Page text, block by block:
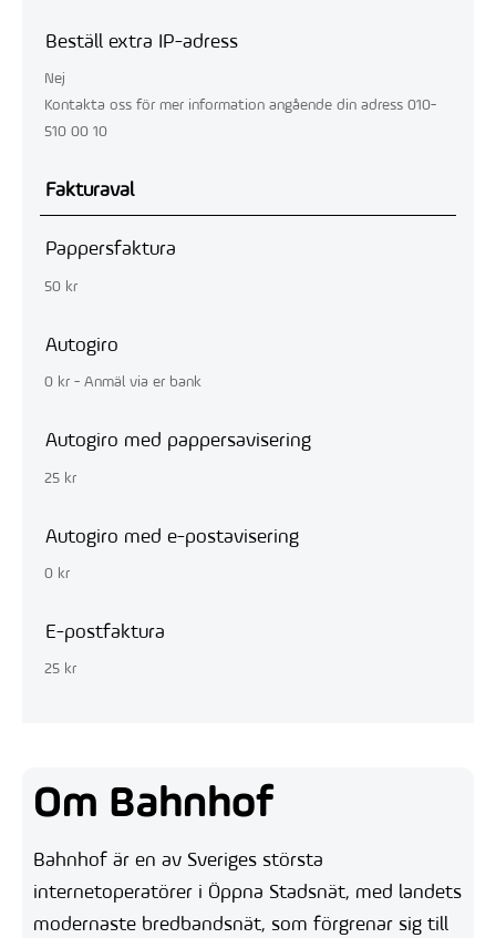
Beställ extra IP-adress
Nej
Kontakta oss för mer information angående din adress 010-
510 00 10
Fakturaval
Pappersfaktura
50 kr
Autogiro
0 kr - Anmäl via er bank
Autogiro med pappersavisering
25 kr
Autogiro med e-postavisering
0 kr
E-postfaktura
25 kr
Om Bahnhof
Bahnhof är en av Sveriges största
internetoperatörer i Öppna Stadsnät, med landets
modernaste bredbandsnät, som förgrenar sig till